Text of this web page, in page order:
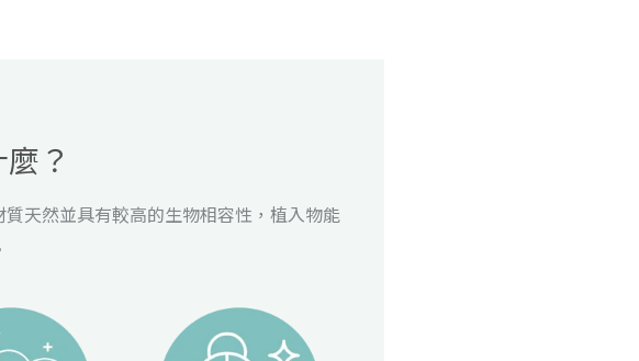
？
天然並具有較高的生物相容性，植入物能